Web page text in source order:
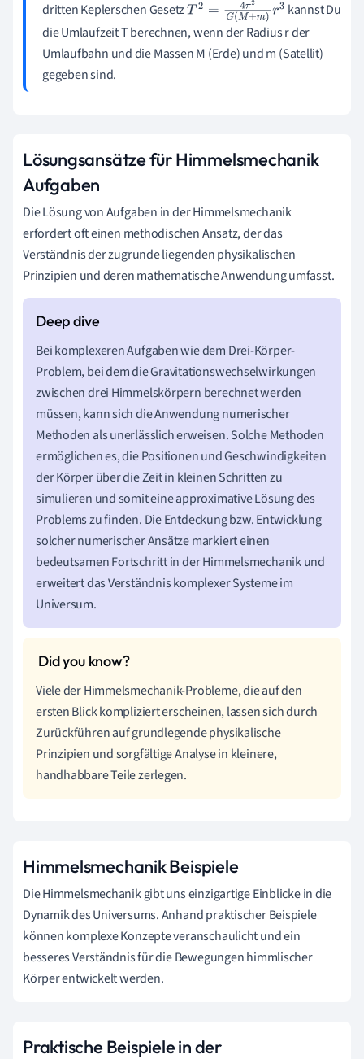
dritten Keplerschen GesetzT2= 4π 2G(M+m)r3 kannst Du
die Umlaufzeit T berechnen, wenn der Radius r der
Umlaufbahn und die Massen M (Erde) und m (Satellit)
gegeben sind.
Lösungsansätze für Himmelsmechanik
Aufgaben
Die Lösung von Aufgaben in der Himmelsmechanik
erfordert oft einen methodischen Ansatz, der das
Verständnis der zugrunde liegenden physikalischen
Prinzipien und deren mathematische Anwendung umfasst.
Bei komplexeren Aufgaben wie dem Drei-Körper-
Problem, bei dem die Gravitationswechselwirkungen
zwischen drei Himmelskörpern berechnet werden
müssen, kann sich die Anwendung numerischer
Methoden als unerlässlich erweisen. Solche Methoden
ermöglichen es, die Positionen und Geschwindigkeiten
der Körper über die Zeit in kleinen Schritten zu
simulieren und somit eine approximative Lösung des
Problems zu finden. Die Entdeckung bzw. Entwicklung
solcher numerischer Ansätze markiert einen
bedeutsamen Fortschritt in der Himmelsmechanik und
erweitert das Verständnis komplexer Systeme im
Universum.
Viele der Himmelsmechanik-Probleme, die auf den
ersten Blick kompliziert erscheinen, lassen sich durch
Zurückführen auf grundlegende physikalische
Prinzipien und sorgfältige Analyse in kleinere,
handhabbare Teile zerlegen.
Himmelsmechanik Beispiele
Die Himmelsmechanik gibt uns einzigartige Einblicke in die
Dynamik des Universums. Anhand praktischer Beispiele
können komplexe Konzepte veranschaulicht und ein
besseres Verständnis für die Bewegungen himmlischer
Körper entwickelt werden.
Praktische Beispiele in der